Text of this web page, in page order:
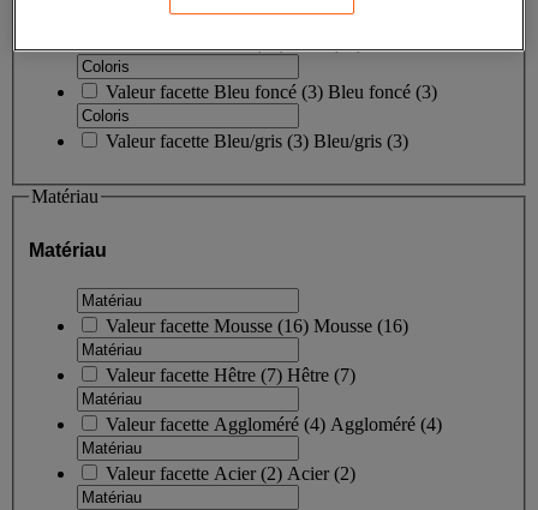
Valeur facette Bleu foncé (3) Bleu foncé (3)
Valeur facette Bleu/gris (3) Bleu/gris (3)
Matériau
Matériau
Valeur facette Mousse (16) Mousse (16)
Valeur facette Hêtre (7) Hêtre (7)
Valeur facette Aggloméré (4) Aggloméré (4)
Valeur facette Acier(2) Acier(2)